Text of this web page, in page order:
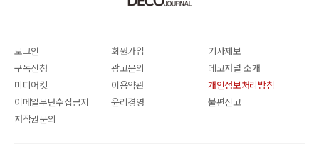
로그인 회원가입
기사제보
구독신청
광고문의
데코저널 소개
미디어킷
이용약관
개인정보처리방침
이메일무단수집금지
윤리경영
불편신고
저작권문의